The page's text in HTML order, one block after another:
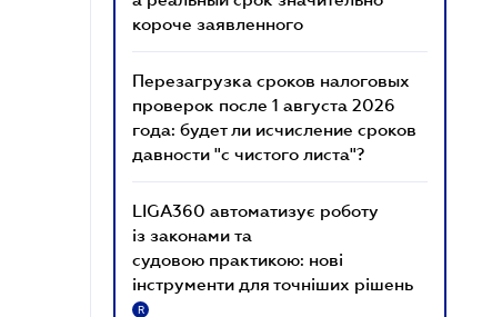
короче заявленного
Перезагрузка сроков налоговых
проверок после 1 августа 2026
года: будет ли исчисление сроков
давности "с чистого листа"?
LIGA360 автоматизує роботу
із законами та
судовою практикою: нові
інструменти для точніших рішень
R